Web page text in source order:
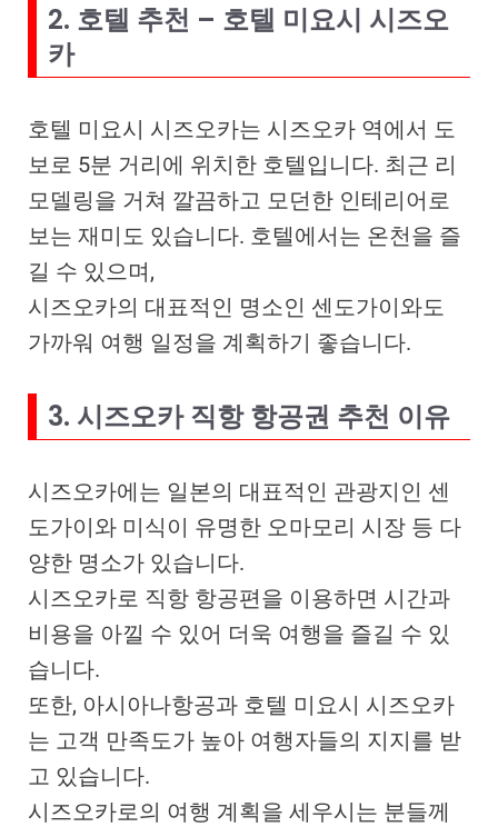
2. 호텔 추천 – 호텔 미요시 시즈오
카
호텔 미요시 시즈오카는 시즈오카 역에서 도
보로 5분 거리에 위치한 호텔입니다. 최근 리
모델링을 거쳐 깔끔하고 모던한 인테리어로
보는 재미도 있습니다. 호텔에서는 온천을 즐
길 수 있으며,
시즈오카의 대표적인 명소인 센도가이와도
가까워 여행 일정을 계획하기 좋습니다.
3. 시즈오카 직항 항공권 추천 이유
시즈오카에는 일본의 대표적인 관광지인 센
도가이와 미식이 유명한 오마모리 시장 등 다
양한 명소가 있습니다.
시즈오카로 직항 항공편을 이용하면 시간과
비용을 아낄 수 있어 더욱 여행을 즐길 수 있
습니다.
또한, 아시아나항공과 호텔 미요시 시즈오카
는 고객 만족도가 높아 여행자들의 지지를 받
고 있습니다.
시즈오카로의 여행 계획을 세우시는 분들께